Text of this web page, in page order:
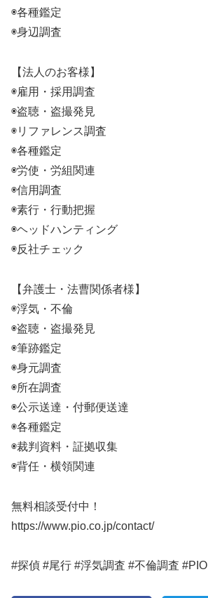
◉各種鑑定
◉身辺調査
【法人のお客様】
◉雇用・採用調査
◉盗聴・盗撮発見
◉リファレンス調査
◉各種鑑定
◉労使・労組関連
◉信用調査
◉素行・行動把握
◉ヘッドハンティング
◉反社チェック
【弁護士・法曹関係者様】
◉浮気・不倫
◉盗聴・盗撮発見
◉筆跡鑑定
◉身元調査
◉所在調査
◉公示送達・付郵便送達
◉各種鑑定
◉裁判資料・証拠収集
◉背任・横領関連
無料相談受付中！
https://www.pio.co.jp/contact/
#探偵 #尾行 #浮気調査 #不倫調査 #PIO